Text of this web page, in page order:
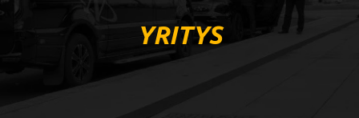
YRITYS